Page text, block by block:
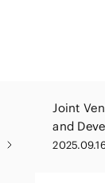
Joint
and